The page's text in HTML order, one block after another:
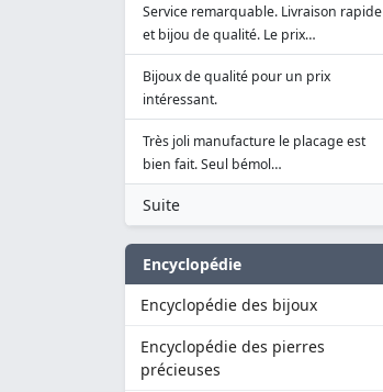
Service remarquable. Livraison rapide
et bijou de qualité. Le prix…
Bijoux de qualité pour un prix
intéressant.
Très joli manufacture le placage est
bien fait. Seul bémol…
Suite
Encyclopédie
Encyclopédie des bijoux
Encyclopédie des pierres
précieuses